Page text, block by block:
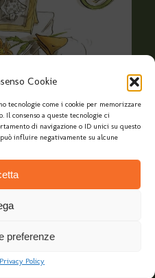
Cookie
tecnologie come i cookie per memorizzare
Il consenso a queste tecnologie ci
di navigazione o ID unici su questo
influire negativamente su alcune
preferenze
Privacy Policy